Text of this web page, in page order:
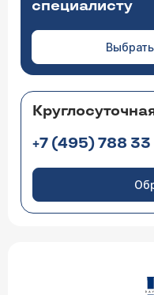
специалисту
+7 (495) 788 33